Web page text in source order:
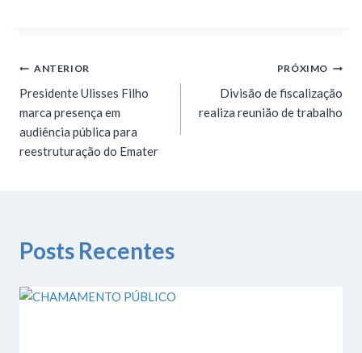
ANTERIOR
Presidente Ulisses Filho
marca presença em
audiência pública para
reestruturação do Emater
PRÓXIMO
Divisão de fiscalização
realiza reunião de trabalho
Posts Recentes